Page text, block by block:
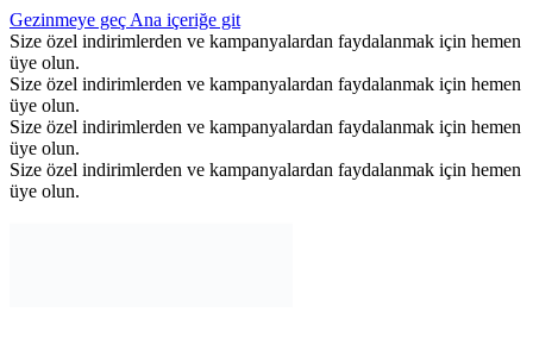
Gezinmeye geç Ana içeriğe git
Size özel indirimlerden ve kampanyalardan faydalanmak için hemen
üye olun.
Size özel indirimlerden ve kampanyalardan faydalanmak için hemen
üye olun.
Size özel indirimlerden ve kampanyalardan faydalanmak için hemen
üye olun.
Size özel indirimlerden ve kampanyalardan faydalanmak için hemen
üye olun.